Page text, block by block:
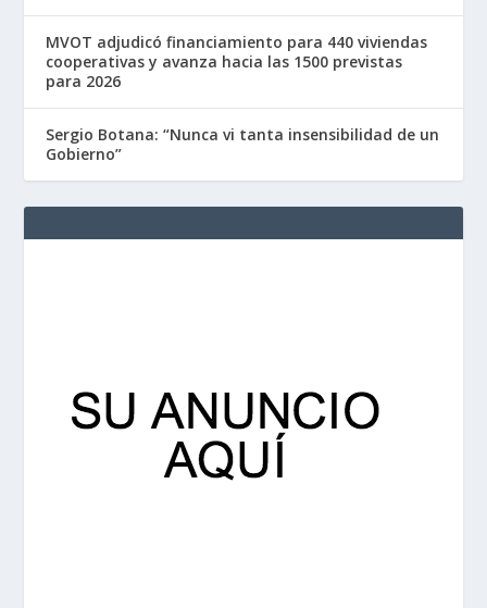
MVOT adjudicó financiamiento para 440 viviendas
cooperativas y avanza hacia las 1500 previstas
para 2026
Sergio Botana: “Nunca vi tanta insensibilidad de un
Gobierno”